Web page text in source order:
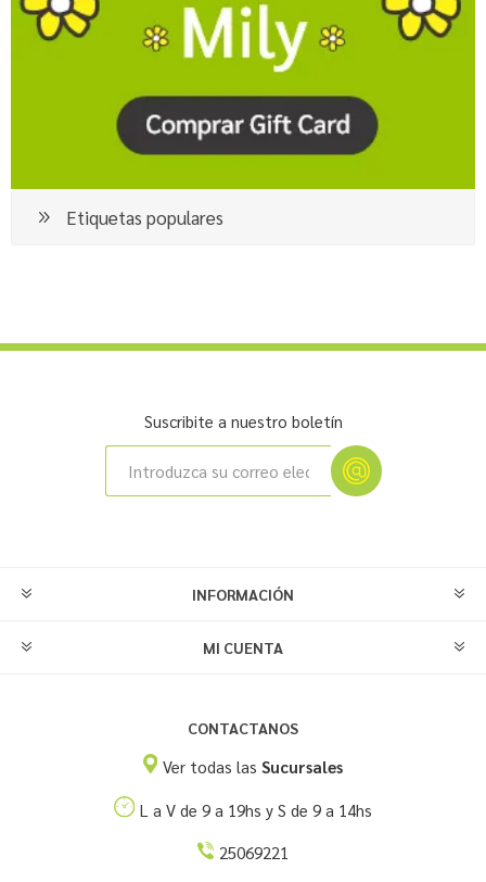
Etiquetas populares
Suscribite a nuestro boletín
INFORMACIÓN
MI CUENTA
CONTACTANOS
Ver todas lasSucursales
L a V de 9 a 19hs y S de 9 a 14hs
25069221